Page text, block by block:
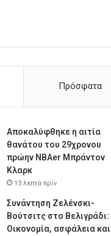
Πρόσφατα
Αποκαλύφθηκε η αιτία
θανάτου του 29χρονου
πρώην NBAer Μπράντον
Κλαρκ
13 λεπτά πρίν
Συνάντηση Ζελένσκι-
Βούτσιτς στο Βελιγράδι:
Οικονομία, ασφάλεια και